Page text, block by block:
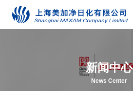
新闻中心
News Center